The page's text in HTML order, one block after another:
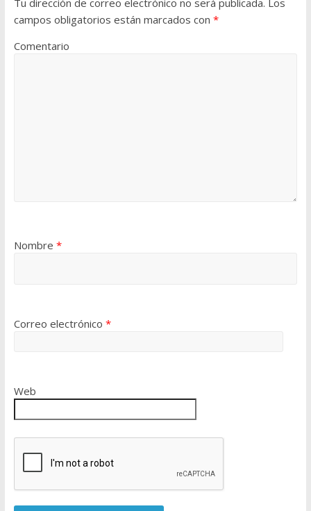
campos obligatorios están marcados con *
Comentario
Nombre *
Correo electrónico *
Web